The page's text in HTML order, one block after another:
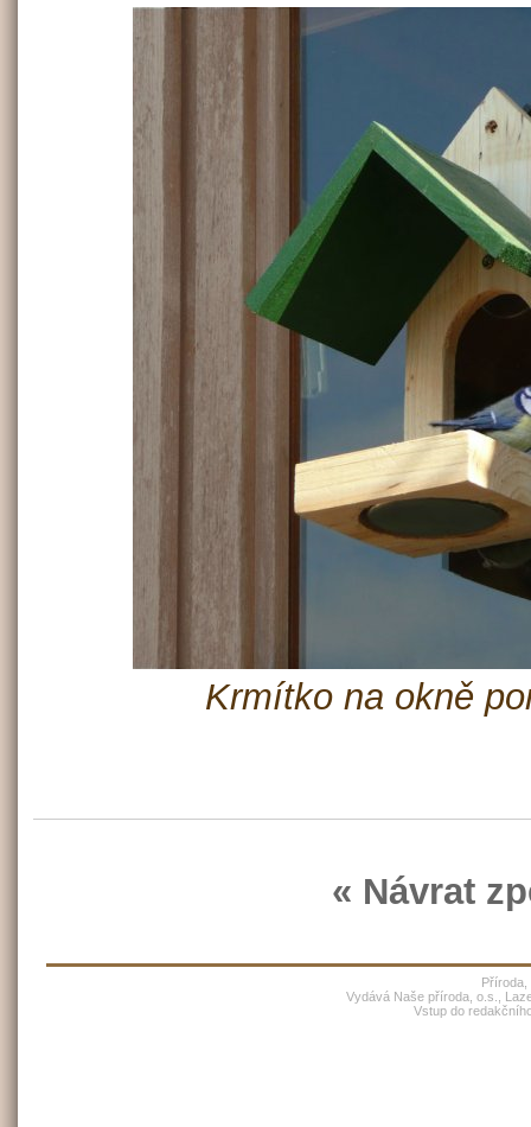
Krmítko na okně
« Návrat
Příroda,
Vydává Naše příroda, o.s.,
Vstup do